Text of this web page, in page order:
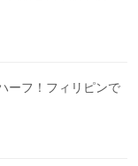
ーフ！フィリピンで